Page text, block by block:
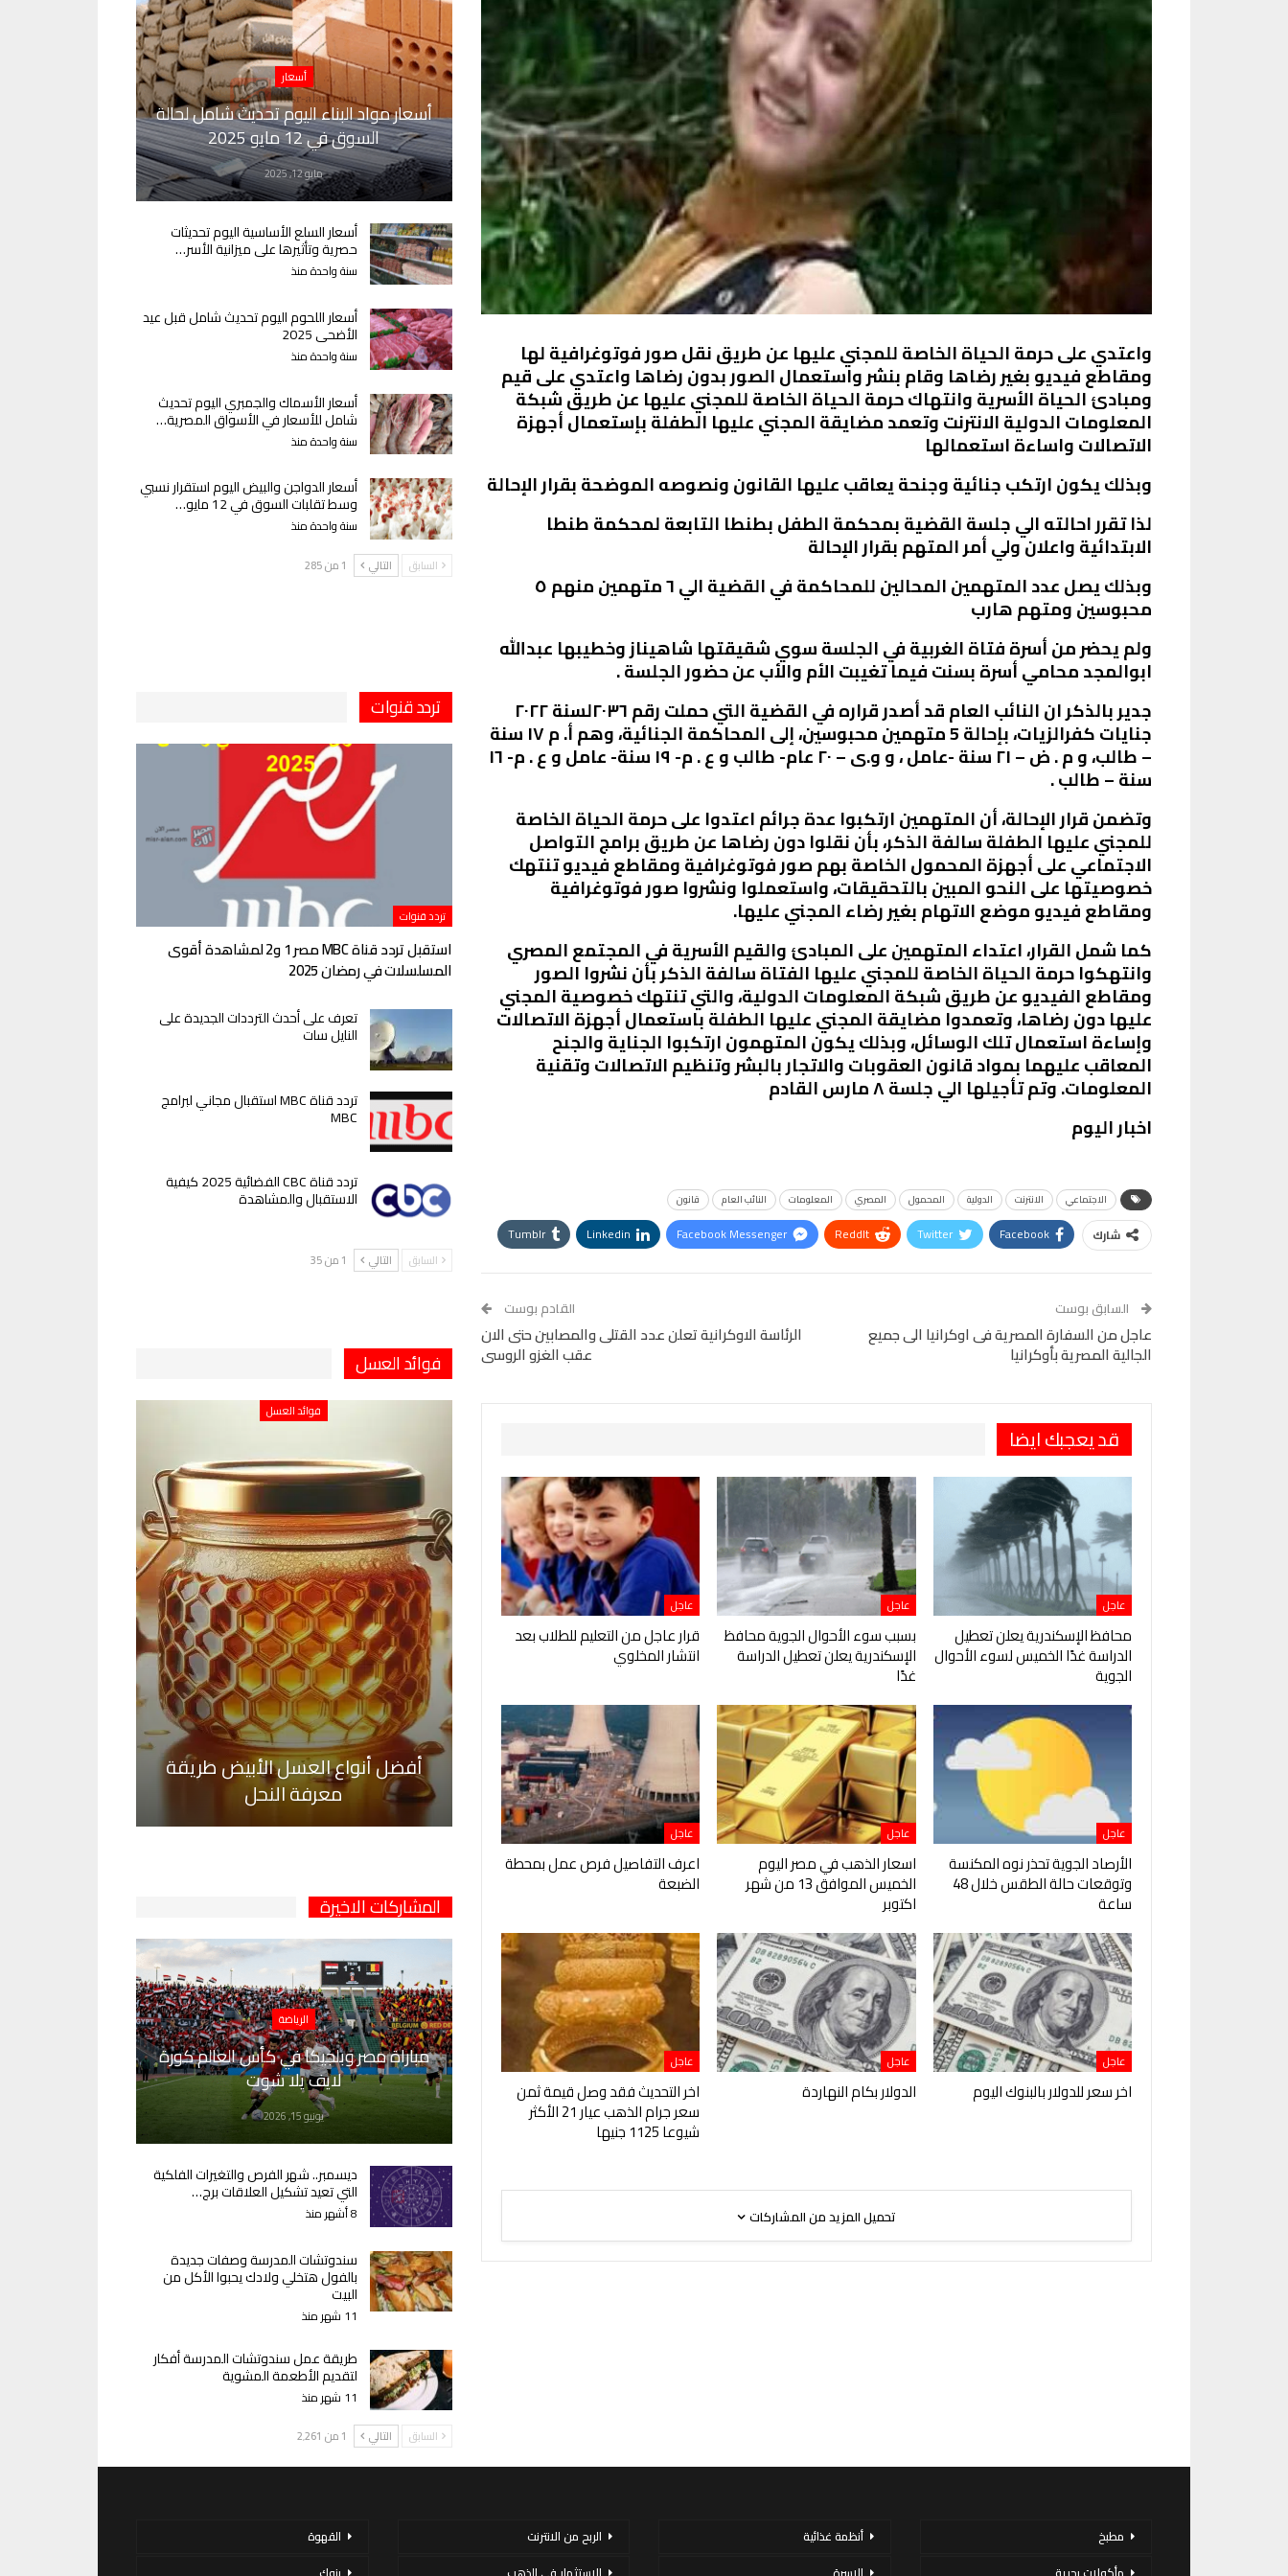
واعتدي على حرمة الحياة الخاصة للمجني عليها عن طريق نقل صور فوتوغرافية لها
ومقاطع فيديو بغير رضاها وقام بنشر واستعمال الصور بدون رضاها واعتدي على قيم
ومبادئ الحياة الأسرية وانتهاك حرمة الحياة الخاصة للمجني عليها عن طريق شبكة
المعلومات الدولية الانترنت وتعمد مضايقة المجني عليها الطفلة بإستعمال أجهزة
الاتصالات واساءة استعمالها
وبذلك يكون ارتكب جنائية وجنحة يعاقب عليها القانون ونصوصه الموضحة بقرار الإحالة
لذا تقرر احالته الي جلسة القضية بمحكمة الطفل بطنطا التابعة لمحكمة طنطا
الابتدائية واعلان ولي أمر المتهم بقرار الإحالة
وبذلك يصل عدد المتهمين المحالين للمحاكمة في القضية الي ٦ متهمين منهم ٥
محبوسين ومتهم هارب
ولم يحضر من أسرة فتاة الغربية في الجلسة سوي شقيقتها شاهيناز وخطيبها عبدالله
ابوالمجد محامي أسرة بسنت فيما تغيبت الأم والأب عن حضور الجلسة .
جدير بالذكر ان النائب العام قد أصدر قراره في القضية التي حملت رقم ٢٠٣٦لسنة ٢٠٢٢
جنايات كفرالزيات، بإحالة 5 متهمين محبوسين، إلى المحاكمة الجنائية، وهم أ. م ١٧ سنة
– طالب، و م . ض – ٢١ سنة -عامل ، و و.ى – ٢٠ عام- طالب و ع . م- ١٩ سنة- عامل و ع . م- ١٦
سنة – طالب .
وتضمن قرار الإحالة، أن المتهمين ارتكبوا عدة جرائم اعتدوا على حرمة الحياة الخاصة
للمجني عليها الطفلة سالفة الذكر، بأن نقلوا دون رضاها عن طريق برامج التواصل
الاجتماعي على أجهزة المحمول الخاصة بهم صور فوتوغرافية ومقاطع فيديو تنتهك
خصوصيتها على النحو المبين بالتحقيقات، واستعملوا ونشروا صور فوتوغرافية
ومقاطع فيديو موضع الاتهام بغير رضاء المجني عليها.
كما شمل القرار، اعتداء المتهمين على المبادئ والقيم الأسرية في المجتمع المصري
وانتهكوا حرمة الحياة الخاصة للمجني عليها الفتاة سالفة الذكر بأن نشروا الصور
ومقاطع الفيديو عن طريق شبكة المعلومات الدولية، والتي تنتهك خصوصية المجني
عليها دون رضاها، وتعمدوا مضايقة المجني عليها الطفلة باستعمال أجهزة الاتصالات
وإساءة استعمال تلك الوسائل، وبذلك يكون المتهمون ارتكبوا الجناية والجنح
المعاقب عليهما بمواد قانون العقوبات والاتجار بالبشر وتنظيم الاتصالات وتقنية
المعلومات. وتم تأجيلها الي جلسة ٨ مارس القادم
اخبار اليوم
الاجتماعي الانترنت الدولية المحمول المصري المعلومات النائب العام قانون
شارك Facebook
Twitter
ReddIt
Facebook Messenger
Linkedin
Tumblr
OK.ru
السابق بوست
عاجل من السفارة المصرية فى اوكرانيا الى جميع
الجالية المصرية بأوكرانيا
القادم بوست
الرئاسة الاوكرانية تعلن عدد القتلى والمصابين حتى الان
عقب الغزو الروسى
قد يعجبك ايضا
عاجل
محافظ الإسكندرية يعلن تعطيل
الدراسة غدًا الخميس لسوء الأحوال
الجوية
عاجل
بسبب سوء الأحوال الجوية محافظ
الإسكندرية يعلن تعطيل الدراسة
غدًا
عاجل
قرار عاجل من التعليم للطلاب بعد
انتشار المخلوي
عاجل
الأرصاد الجوية تحذر نوه المكنسة
وتوقعات حالة الطقس خلال 48
ساعة
عاجل
اسعار الذهب في مصر اليوم
الخميس الموافق 13 من شهر
اكتوبر
عاجل
اعرف التفاصيل فرص عمل بمحطة
الضبعة
عاجل
اخر سعر للدولار بالبنوك اليوم
عاجل
الدولار بكام النهاردة
عاجل
اخر التحديث فقد وصل قيمة ثمن
سعر جرام الذهب عيار 21 الأكثر
شيوعا 1125 جنيها
تحميل المزيد من المشاركات
أسعار
أسعار مواد البناء اليوم تحديث شامل لحالة
السوق في 12 مايو 2025
مايو 12, 2025
أسعار السلع الأساسية اليوم تحديثات
حصرية وتأثيرها على ميزانية الأسر…
سنة واحدة منذ
أسعار اللحوم اليوم تحديث شامل قبل عيد
الأضحى 2025
سنة واحدة منذ
أسعار الأسماك والجمبري اليوم تحديث
شامل للأسعار في الأسواق المصرية…
سنة واحدة منذ
أسعار الدواجن والبيض اليوم استقرار نسبي
وسط تقلبات السوق في 12 مايو…
سنة واحدة منذ
السابق التالي 1 من 285
تردد قنوات
تردد قنوات
استقبل تردد قناة MBC مصر 1 و2 لمشاهدة أقوى
المسلسلات في رمضان 2025
تعرف على أحدث الترددات الجديدة على
النايل سات
تردد قناة MBC استقبال مجاني لبرامج
MBC
تردد قناة CBC الفضائية 2025 كيفية
الاستقبال والمشاهدة
السابق التالي 1 من 35
فوائد العسل
فوائد العسل
أفضل أنواع العسل الأبيض طريقة
معرفة النحل
المشاركات الاخيرة
الرياضة
مباراة مصر وبلجيكا في كأس العالم كورة
لايف يلا شوت
يونيو 15, 2026
ديسمبر.. شهر الفرص والتغيرات الفلكية
التي تعيد تشكيل العلاقات برج…
8 أشهر منذ
سندوتشات المدرسة وصفات جديدة
بالفول هتخلي ولادك يحبوا الأكل من
البيت
11 شهر منذ
طريقة عمل سندوتشات المدرسة أفكار
لتقديم الأطعمة المشوية
11 شهر منذ
السابق التالي 1 من 2٬261
مطبخ
أنظمة غذائية
الربح من الانترنت
القهوة